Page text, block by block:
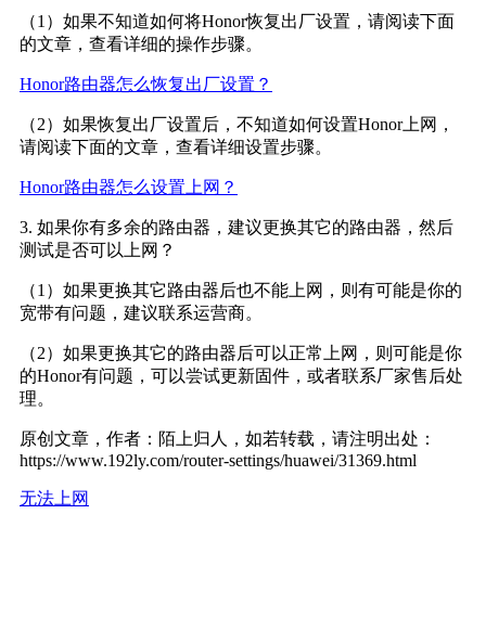
（1）如果不知道如何将Honor恢复出厂设置，请阅读下面
的文章，查看详细的操作步骤。
Honor路由器怎么恢复出厂设置？
（2）如果恢复出厂设置后，不知道如何设置Honor上网，
请阅读下面的文章，查看详细设置步骤。
Honor路由器怎么设置上网？
3. 如果你有多余的路由器，建议更换其它的路由器，然后
测试是否可以上网？
（1）如果更换其它路由器后也不能上网，则有可能是你的
宽带有问题，建议联系运营商。
（2）如果更换其它的路由器后可以正常上网，则可能是你
的Honor有问题，可以尝试更新固件，或者联系厂家售后处
理。
原创文章，作者：陌上归人，如若转载，请注明出处：
https://www.192ly.com/router-settings/huawei/31369.html
无法上网